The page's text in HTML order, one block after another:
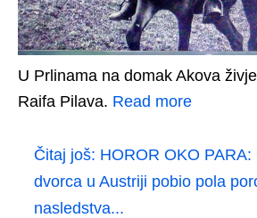
U Prlinama na domak Akova
Raifa Pilava. Read more
Čitaj još: HOROR OKO
dvorca u Austriji pobio pola
nasledstva...